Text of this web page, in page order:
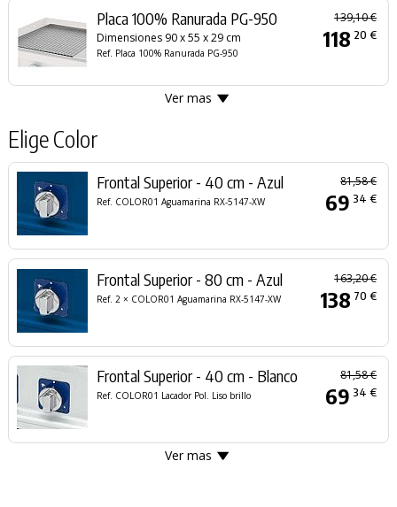
Placa 100% Ranurada PG-950
Dimensiones 90 x 55 x 29 cm
Ref. Placa 100% Ranurada PG-950
139,10 €
118 20 €
Ver mas
Elige Color
Frontal Superior - 40 cm - Azul
Ref. COLOR01 Aguamarina RX-5147-XW
81,58 €
69 34 €
Frontal Superior - 80 cm - Azul
Ref. 2 × COLOR01 Aguamarina RX-5147-XW
163,20 €
138 70 €
Frontal Superior - 40 cm - Blanco
Ref. COLOR01 Lacador Pol. Liso brillo
81,58 €
69 34 €
Ver mas